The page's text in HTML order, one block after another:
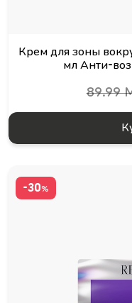
Крем для зоны
мл Анти-
89.99
-30%